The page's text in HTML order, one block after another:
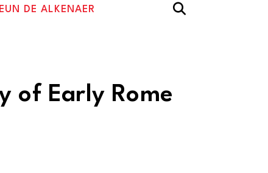
DE ALKENAER
of Early Rome